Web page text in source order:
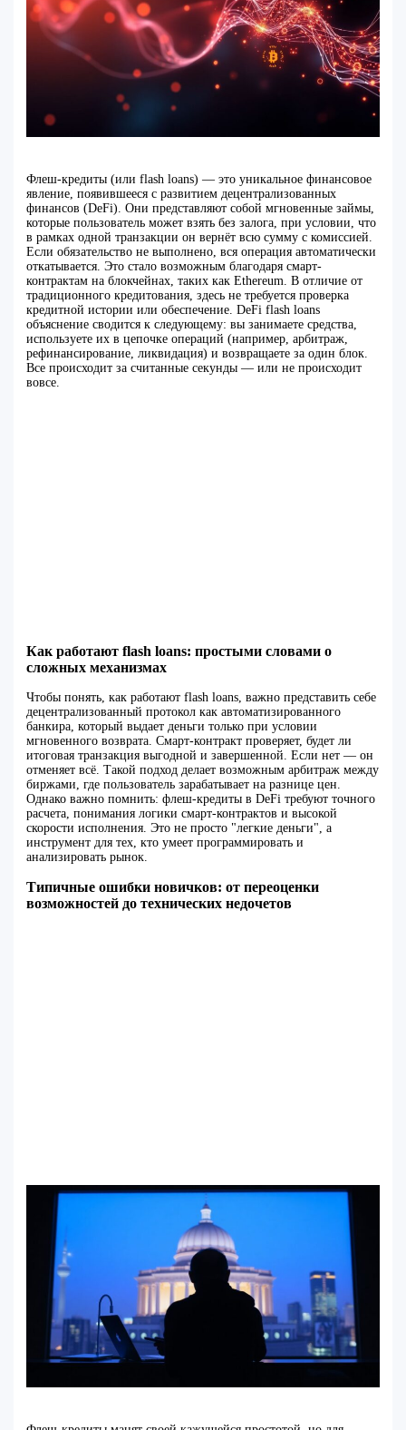
Флеш-кредиты (или flash loans) — это уникальное финансовое
явление, появившееся с развитием децентрализованных
финансов (DeFi). Они представляют собой мгновенные займы,
которые пользователь может взять без залога, при условии, что
в рамках одной транзакции он вернёт всю сумму с комиссией.
Если обязательство не выполнено, вся операция автоматически
откатывается. Это стало возможным благодаря смарт-
контрактам на блокчейнах, таких как Ethereum. В отличие от
традиционного кредитования, здесь не требуется проверка
кредитной истории или обеспечение. DeFi flash loans
объяснение сводится к следующему: вы занимаете средства,
используете их в цепочке операций (например, арбитраж,
рефинансирование, ликвидация) и возвращаете за один блок.
Все происходит за считанные секунды — или не происходит
вовсе.
Как работают flash loans: простыми словами о
сложных механизмах
Чтобы понять, как работают flash loans, важно представить себе
децентрализованный протокол как автоматизированного
банкира, который выдает деньги только при условии
мгновенного возврата. Смарт-контракт проверяет, будет ли
итоговая транзакция выгодной и завершенной. Если нет — он
отменяет всё. Такой подход делает возможным арбитраж между
биржами, где пользователь зарабатывает на разнице цен.
Однако важно помнить: флеш-кредиты в DeFi требуют точного
расчета, понимания логики смарт-контрактов и высокой
скорости исполнения. Это не просто "легкие деньги", а
инструмент для тех, кто умеет программировать и
анализировать рынок.
Типичные ошибки новичков: от переоценки
возможностей до технических недочетов